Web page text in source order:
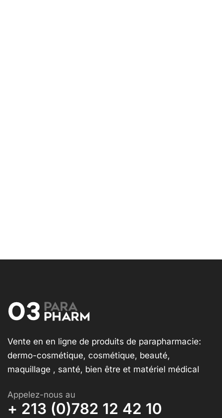
Vente en en ligne de produits de parapharmacie:
dermo-cosmétique, cosmétique, beauté,
maquillage , santé, bien être et matériel médical
Appelez-nous au
+ 213 (0)782 12 42 10